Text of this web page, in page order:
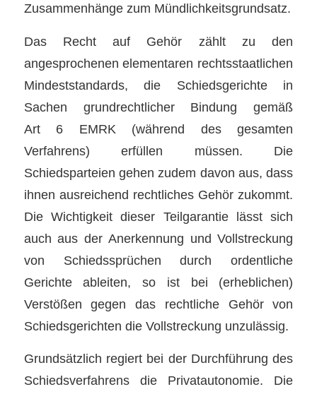
Zusammenhänge zum Mündlichkeitsgrundsatz.
Das Recht auf Gehör zählt zu den
angesprochenen elementaren rechtsstaatlichen
Mindeststandards, die Schiedsgerichte in
Sachen grundrechtlicher Bindung gemäß
Art 6 EMRK (während des gesamten
Verfahrens) erfüllen müssen. Die
Schiedsparteien gehen zudem davon aus, dass
ihnen ausreichend rechtliches Gehör zukommt.
Die Wichtigkeit dieser Teilgarantie lässt sich
auch aus der Anerkennung und Vollstreckung
von Schiedssprüchen durch ordentliche
Gerichte ableiten, so ist bei (erheblichen)
Verstößen gegen das rechtliche Gehör von
Schiedsgerichten die Vollstreckung unzulässig.
Grundsätzlich regiert bei der Durchführung des
Schiedsverfahrens die Privatautonomie. Die